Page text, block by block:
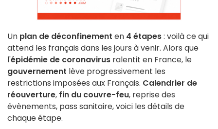
Un plan de déconfinement en 4 étapes: voilà ce qui
attend les français dans les jours à venir. Alors que
l'épidémie de coronavirus ralentit en France, le
gouvernement lève progressivement les
restrictions imposées aux Français. Calendrier de
réouverture, fin du couvre-feu, reprise des
évènements, pass sanitaire, voici les détails de
chaque étape.